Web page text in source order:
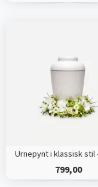
799,00